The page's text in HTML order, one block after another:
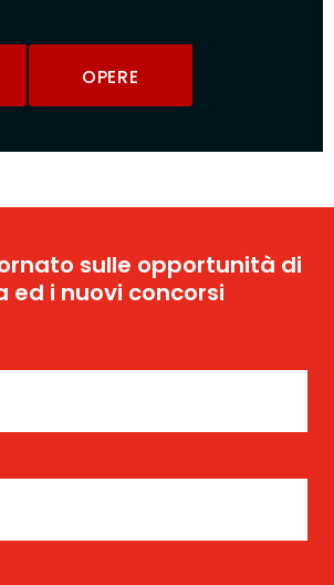
OPERE
sulle opportunità di
ed i nuovi concorsi